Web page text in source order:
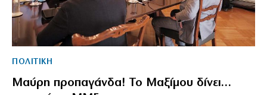
ΠΟΛΙΤΙΚΗ
Μαύρη προπαγάνδα! Το Μαξίμου δίνει…